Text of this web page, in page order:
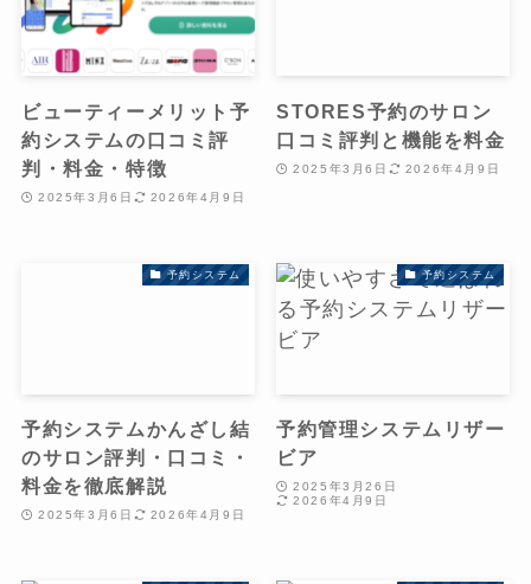
ビューティーメリット予
約システムの口コミ評
判・料金・特徴
2025年3月6日 2026年4月9日
STORES予約のサロン
口コミ評判と機能を料金
2025年3月6日 2026年4月9日
予約システム
予約システムかんざし結
のサロン評判・口コミ・
料金を徹底解説
2025年3月6日 2026年4月9日
予約システム
予約管理システムリザー
ビア
2025年3月26日
2026年4月9日